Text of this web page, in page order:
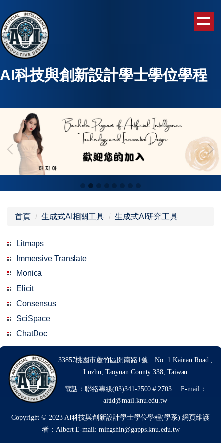
到
主
要
內
區
AI科技與創新設計學士學位學程
首頁 生成式AI相關工具 生成式AI研究工具
Litmaps
Immersive Translate
Monica
Elicit
Consensus
SciSpace
ChatDoc
33857桃園市蘆竹區開南路1號 No. 1 Kainan Road ,
Luzhu, Taoyuan County 338, Taiwan
電話：聯絡專線(03)341-2500＃2703 E-mail：
aitid@mail.knu.edu.tw
Copyright © 2023 AI科技與創新設計學士學位學程(學系) 網頁維護
者：Albert E-mail: mingshin@gapps.knu.edu.tw